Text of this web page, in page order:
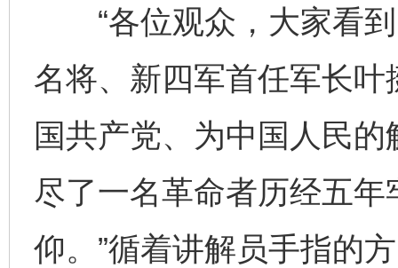
“各位观众，大家看到
名将、新四军首任军长
国共产党、为中国人民
尽了一名革命者历经五
仰。”循着讲解员手指的